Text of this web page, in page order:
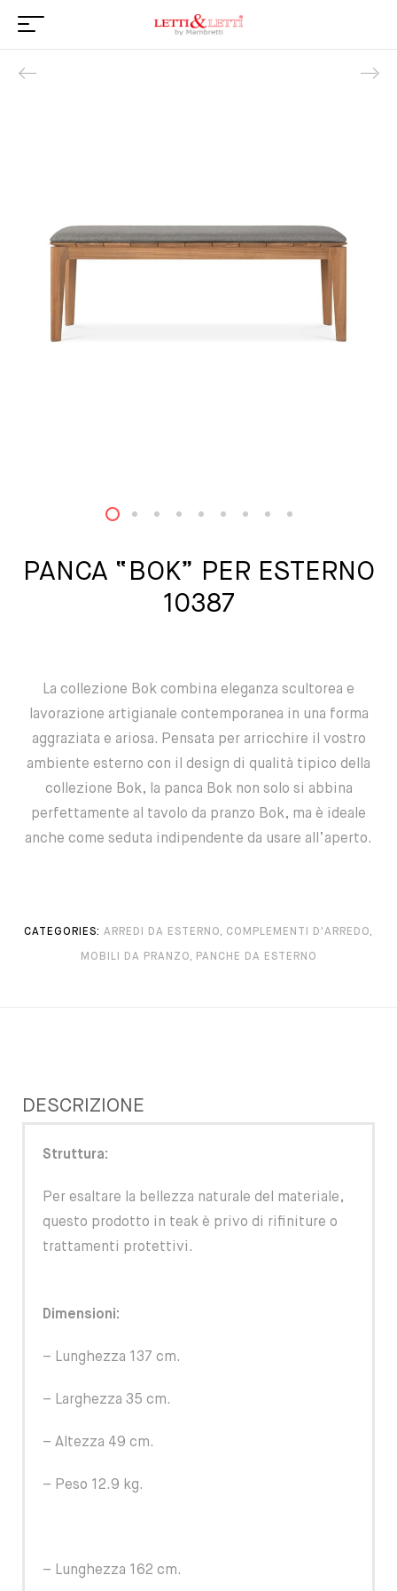
Product navigation
PANCA “BOK” PER ESTERNO
10387
La collezione Bok combina eleganza scultorea e
lavorazione artigianale contemporanea in una forma
aggraziata e ariosa. Pensata per arricchire il vostro
ambiente esterno con il design di qualità tipico della
collezione Bok, la panca Bok non solo si abbina
perfettamente al tavolo da pranzo Bok, ma è ideale
anche come seduta indipendente da usare all’aperto.
CATEGORIES: ARREDI DA ESTERNO, COMPLEMENTI D'ARREDO,
MOBILI DA PRANZO, PANCHE DA ESTERNO
DESCRIZIONE
Struttura:
Per esaltare la bellezza naturale del materiale,
questo prodotto in teak è privo di rifiniture o
trattamenti protettivi.
Dimensioni:
– Lunghezza 137 cm.
– Larghezza 35 cm.
– Altezza 49 cm.
– Peso 12.9 kg.
– Lunghezza 162 cm.